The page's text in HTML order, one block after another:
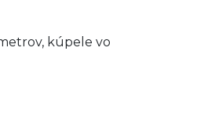
kúpele vo